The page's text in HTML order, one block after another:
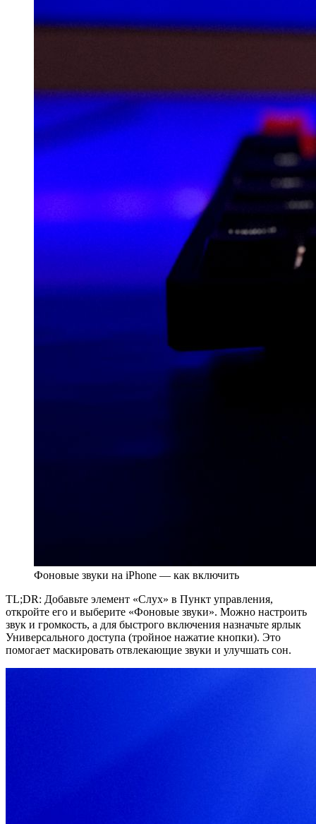
Фоновые звуки на iPhone — как включить
TL;DR: Добавьте элемент «Слух» в Пункт управления,
откройте его и выберите «Фоновые звуки». Можно настроить
звук и громкость, а для быстрого включения назначьте ярлык
Универсального доступа (тройное нажатие кнопки). Это
помогает маскировать отвлекающие звуки и улучшать сон.